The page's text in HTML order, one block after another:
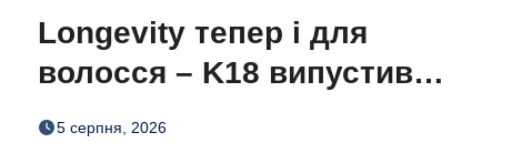
Longevity тепер і для
волосся – K18 випустив
нічну сироватку FutureIQ
5 серпня, 2026